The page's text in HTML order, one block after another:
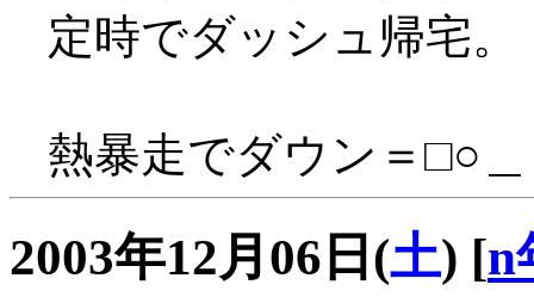
定時でダッシュ帰宅。
熱暴走でダウン＝□○＿
2003年12月06日(土) [n